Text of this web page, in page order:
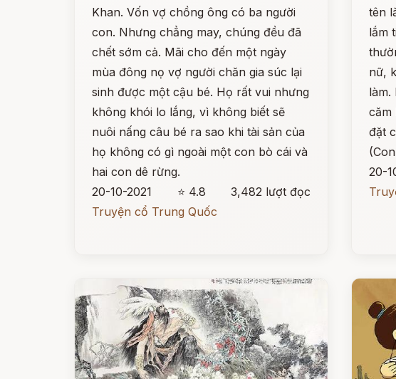
Khan. Vốn vợ chồng ông có ba người
con. Nhưng chẳng may, chúng đều đã
chết sớm cả. Mãi cho đến một ngày
mùa đông nọ vợ người chăn gia súc lại
sinh được một cậu bé. Họ rất vui nhưng
không khói lo lắng, vì không biết sẽ
nuôi nấng câu bé ra sao khi tài sản của
họ không có gì ngoài một con bò cái và
hai con dê rừng.
20-10-2021
⭐ 4.8
3,482 lượt đọc
Truyện cổ Trung Quốc
tên
lắm
nữ,
làm.
căm
đặt
20-